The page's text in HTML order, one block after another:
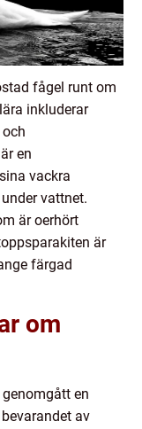
fågel runt om
inkluderar
en
vackra
vattnet.
är oerhört
är
färgad
om
en
av